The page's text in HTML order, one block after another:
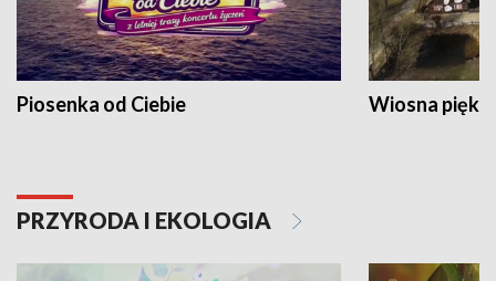
Piosenka od Ciebie Wiosna
PRZYRODA I EKOLOGIA